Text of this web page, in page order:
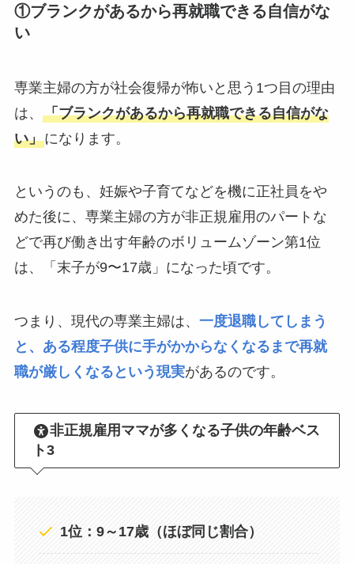
①ブランクがあるから再就職できる自信がな
い
専業主婦の方が社会復帰が怖いと思う1つ目の理由
は、 「ブランクがあるから再就職できる自信がな
い」になります。
というのも、妊娠や子育てなどを機に正社員をや
めた後に、専業主婦の方が非正規雇用のパートな
どで再び働き出す年齢のボリュームゾーン第1位
は、「末子が9〜17歳」になった頃です。
つまり、現代の専業主婦は、 一度退職してしまう
と、ある程度子供に手がかからなくなるまで再就
職が厳しくなるという現実があるのです。
非正規雇用ママが多くなる子供の年齢ベス
ト3
1位：9～17歳（ほぼ同じ割合）